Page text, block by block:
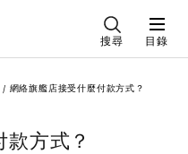
搜尋 目錄
網絡旗艦店接受什麼付款方式？
方式？